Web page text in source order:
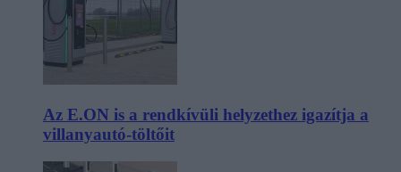
Az E.ON is a rendkívüli helyzethez igazítja a
villanyautó-töltőit